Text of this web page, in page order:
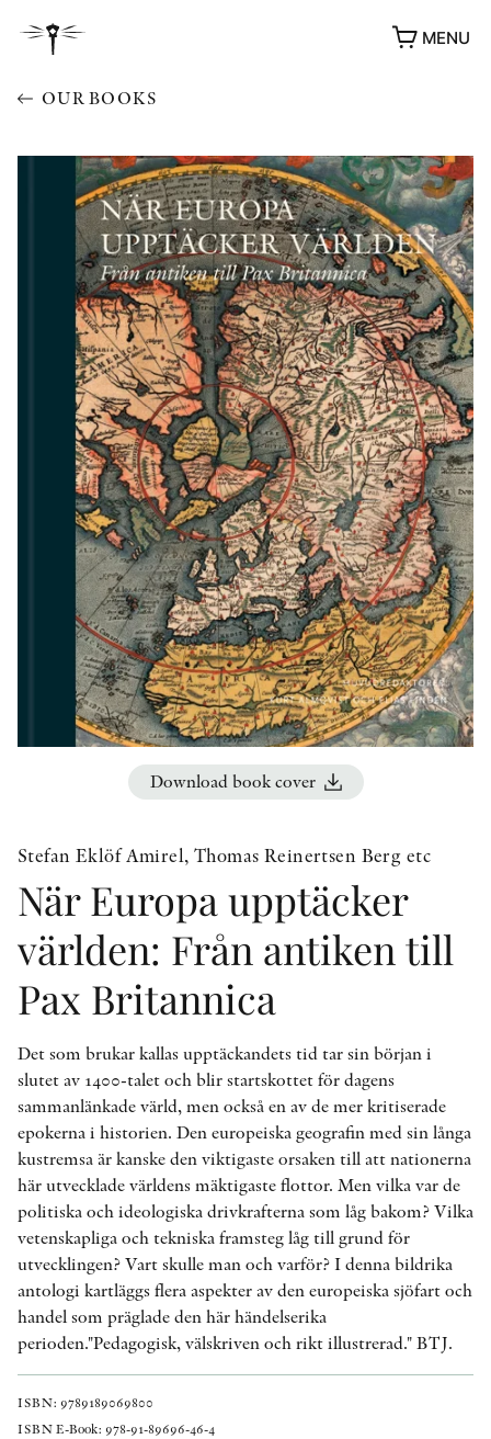
MENU
AWARDS
OTHER FORMATS
PEER REVIEW PROCESS
OUR BOOKS
Download book cover
Stefan Eklöf Amirel, Thomas Reinertsen Berg etc
När Europa upptäcker
världen: Från antiken till
Pax Britannica
Det som brukar kallas upptäckandets tid tar sin början i
slutet av 1400-talet och blir startskottet för dagens
sammanlänkade värld, men också en av de mer kritiserade
epokerna i historien. Den europeiska geografin med sin långa
kustremsa är kanske den viktigaste orsaken till att nationerna
här utvecklade världens mäktigaste flottor. Men vilka var de
politiska och ideologiska drivkrafterna som låg bakom? Vilka
vetenskapliga och tekniska framsteg låg till grund för
utvecklingen? Vart skulle man och varför? I denna bildrika
antologi kartläggs flera aspekter av den europeiska sjöfart och
handel som präglade den här händelserika
perioden."Pedagogisk, välskriven och rikt illustrerad." BTJ.
ISBN: 9789189069800
ISBN E-Book: 978-91-89696-46-4